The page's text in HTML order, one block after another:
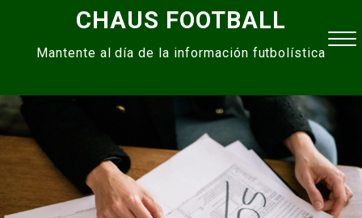
content
CHAUS FOOTBALL
Mantente al día de la información futbolística